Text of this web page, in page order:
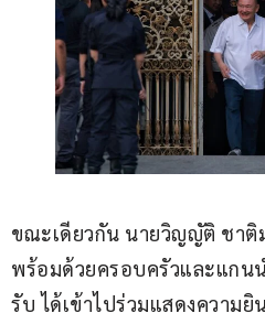
ขณะเดียวกัน นายวิญญัติ ชาติ
พร้อมด้วยครอบครัวและแกน
รับ ได้เข้าไปร่วมแสดงความ